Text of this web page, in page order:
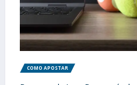
COMO APOSTAR